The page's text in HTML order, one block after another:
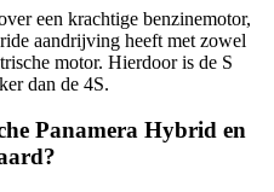
een krachtige benzinemotor,
aandrijving heeft met zowel
motor. Hierdoor is de S
dan de 4S.
Panamera Hybrid en